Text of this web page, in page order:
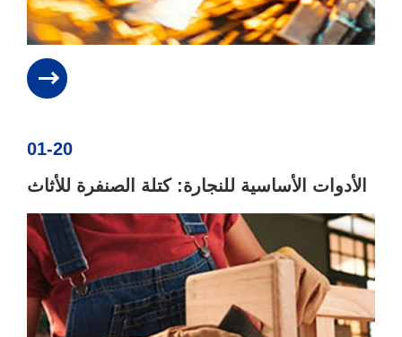
01-20
الأدوات الأساسية للنجارة: كتلة الصنفرة للأثاث